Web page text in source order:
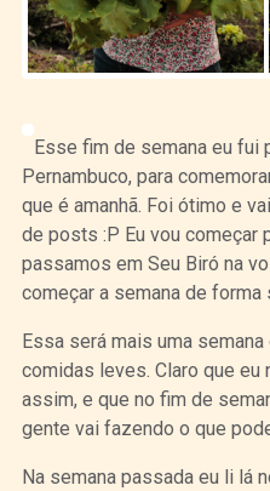
Esse fim de semana eu fui
Pernambuco, para
que é amanhã. Foi ótimo e
de posts :P Eu vou começar
passamos em Seu Biró na
começar a semana de forma
Essa será mais uma
comidas leves. Claro que eu
assim, e que no fim de
gente vai fazendo o que
Na semana passada eu li lá